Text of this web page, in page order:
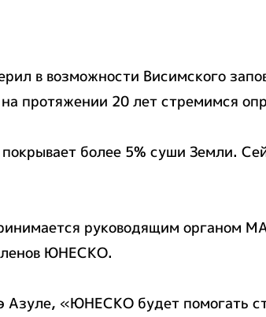
в возможности Висимского
протяжении 20 лет стремимся
более 5% суши Земли.
руководящим органом
ЮНЕСКО.
«ЮНЕСКО будет помогать